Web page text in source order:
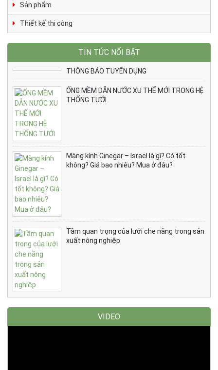
Sản phẩm
Thiết kế thi công
TIN TỨC NỔI BẬT
THÔNG BÁO TUYỂN DỤNG
ỐNG MỀM DẪN NƯỚC XU THẾ MỚI TRONG HỆ
THỐNG TƯỚI
Màng kính Ginegar – Israel là gì? Có tốt
không? Giá bao nhiêu? Mua ở đâu?
Tầm quan trọng của lưới che nắng trong sản
xuất nông nghiệp
VIDEO